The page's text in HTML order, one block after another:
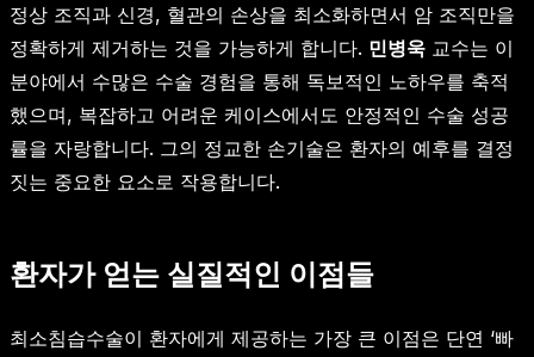
정상 조직과 신경, 혈관의 손상을 최소화하면서 암 조직만을
정확하게 제거하는 것을 가능하게 합니다. 민병욱 교수는 이
분야에서 수많은 수술 경험을 통해 독보적인 노하우를 축적
했으며, 복잡하고 어려운 케이스에서도 안정적인 수술 성공
률을 자랑합니다. 그의 정교한 손기술은 환자의 예후를 결정
짓는 중요한 요소로 작용합니다.
환자가 얻는 실질적인 이점들
최소침습수술이 환자에게 제공하는 가장 큰 이점은 단연 ‘빠